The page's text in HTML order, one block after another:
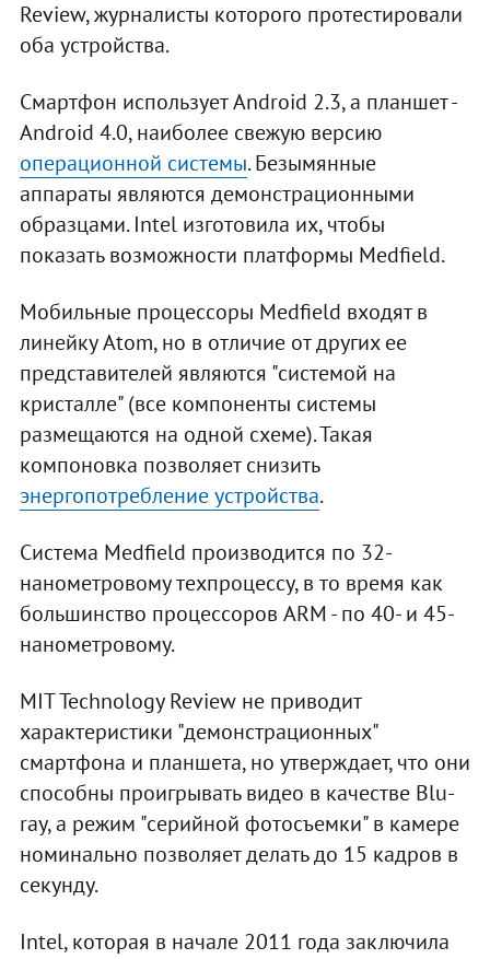
Review, журналисты которого протестировали
оба устройства.
Смартфон использует Android 2.3, а планшет -
Android 4.0, наиболее свежую версию
операционной системы. Безымянные
аппараты являются демонстрационными
образцами. Intel изготовила их, чтобы
показать возможности платформы Medfield.
Мобильные процессоры Medfield входят в
линейку Atom, но в отличие от других ее
представителей являются "системой на
кристалле" (все компоненты системы
размещаются на одной схеме). Такая
компоновка позволяет снизить
энергопотребление устройства.
Система Medfield производится по 32-
нанометровому техпроцессу, в то время как
большинство процессоров ARM - по 40- и 45-
нанометровому.
MIT Technology Review не приводит
характеристики "демонстрационных"
смартфона и планшета, но утверждает, что они
способны проигрывать видео в качестве Blu-
ray, а режим "серийной фотосъемки" в камере
номинально позволяет делать до 15 кадров в
секунду.
Intel, которая в начале 2011 года заключила